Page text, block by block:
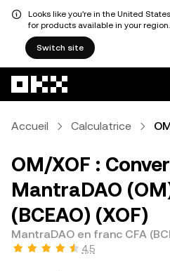
Looks like you're in the United
for products available in your region.
Switch site
Accueil Calculatrice
OM/XOF :
MantraDAO
(BCEAO) (XOF)
MantraDAO en franc CFA
4,5